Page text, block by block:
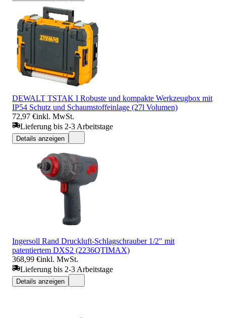
DEWALT TSTAK I Robuste und kompakte Werkzeugbox mit
IP54 Schutz und Schaumstoffeinlage (27l Volumen)
72,97 €inkl. MwSt.
Lieferung bis 2-3 Arbeitstage
Details anzeigen
Ingersoll Rand Druckluft-Schlagschrauber 1/2" mit
patentiertem DXS2 (2236QTIMAX)
368,99 €inkl. MwSt.
Lieferung bis 2-3 Arbeitstage
Details anzeigen